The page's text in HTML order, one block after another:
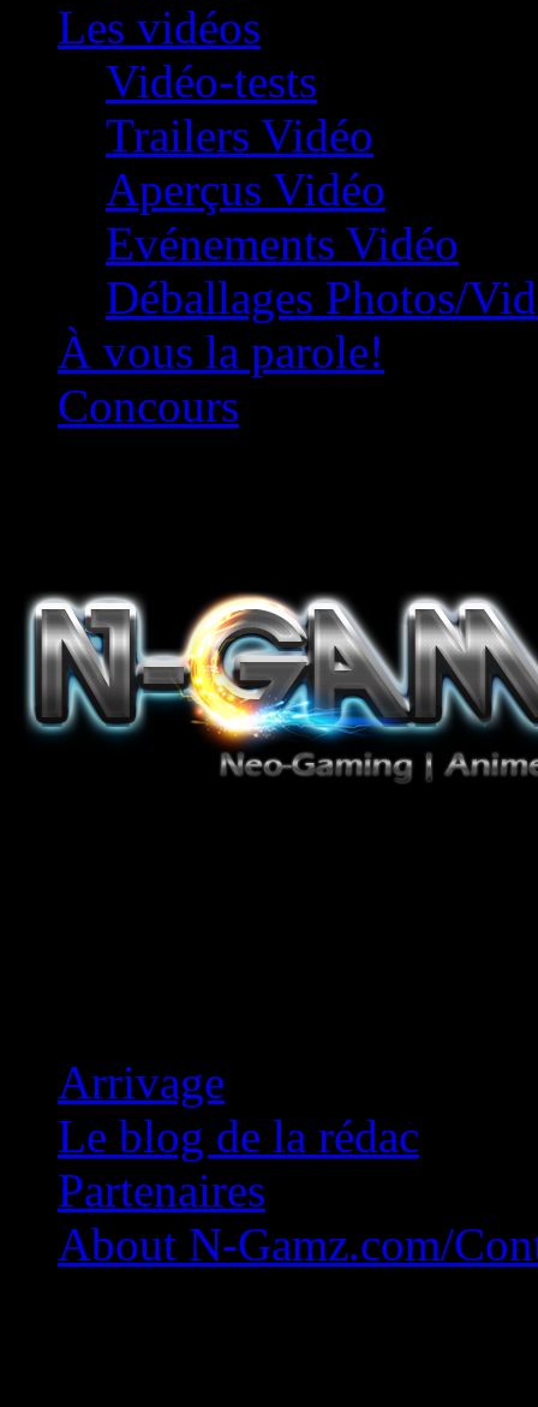
Les vidéos
Vidéo-tests
Trailers Vidéo
Aperçus Vidéo
Evénements Vidéo
Déballages Photos/
À vous la parole!
Concours
Arrivage
Le blog de la rédac
Partenaires
About N-Gamz.com/